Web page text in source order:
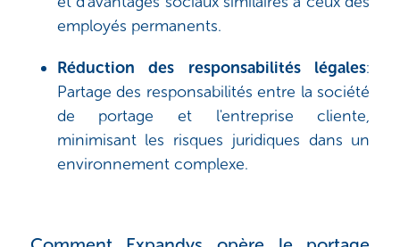
employés permanents.
Réduction des responsabilités légales:
Partage des responsabilités entre la société
de portage et l'entreprise cliente,
minimisant les risques juridiques dans un
environnement complexe.